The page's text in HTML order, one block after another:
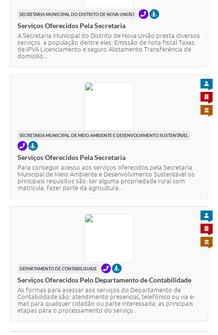
SECRETARIA MUNICIPAL DO DISTRITO DE NOVA UNIÃO TELEFONEPRESENCIAL
Serviços Oferecidos Pela Secretaria
A Secretaria Municipal do Distrito de Nova União presta diversos
serviços a população dentre eles: Emissão de nota fiscal Taxas
de IPVA Licenciamento e seguro Alistamento Transferência de
domicilio...
SECRETARIA MUNICIPAL DE MEIO AMBIENTE E DESENVOLVIMENTO SUSTENTÁVEL
TELEFONEPRESENCIAL
Serviços Oferecidos Pela Secretaria
Para conseguir acesso aos serviços oferecidos pela Secretaria
Municipal de Meio Ambiente e Desenvolvimento Sustentável os
principais requisitos são: ter alguma propriedade rural com
matrícula, fazer parte da agricultura...
PARA
PARA
DEPARTAMENTO DE CONTABILIDADE TELEFONEPRESENCIAL
Serviços Oferecidos Pelo Departamento de Contabilidade
As formas para acessar aos serviços do Departamento de
Contabilidade são: atendimento presencial, telefônico ou via e-
mail para qualquer cidadão ou parte interessada; as principais
etapas para o processamento do serviço...
PARA
PARA